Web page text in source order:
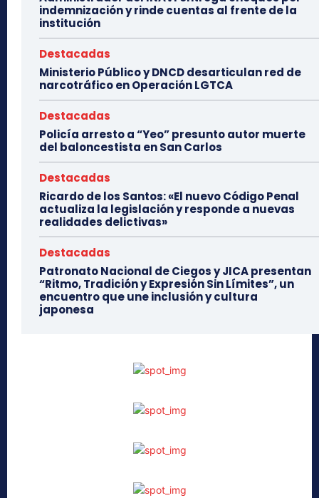
indemnización y rinde cuentas al frente de la
institución
Destacadas
Ministerio Público y DNCD desarticulan red de
narcotráfico en Operación LGTCA
Destacadas
Policía arresto a “Yeo” presunto autor muerte
del baloncestista en San Carlos
Destacadas
Ricardo de los Santos: «El nuevo Código Penal
actualiza la legislación y responde a nuevas
realidades delictivas»
Destacadas
Patronato Nacional de Ciegos y JICA presentan
“Ritmo, Tradición y Expresión Sin Límites”, un
encuentro que une inclusión y cultura
japonesa